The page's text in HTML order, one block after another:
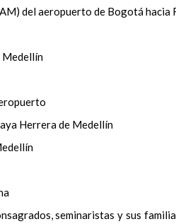
del aeropuerto de Bogotá hacia
Medellín
Herrera de Medellín
seminaristas y sus